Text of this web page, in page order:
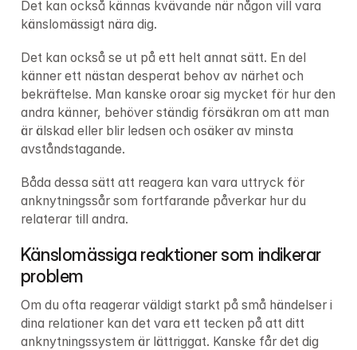
Det kan också kännas kvävande när någon vill vara
känslomässigt nära dig.
Det kan också se ut på ett helt annat sätt. En del
känner ett nästan desperat behov av närhet och
bekräftelse. Man kanske oroar sig mycket för hur den
andra känner, behöver ständig försäkran om att man
är älskad eller blir ledsen och osäker av minsta
avståndstagande.
Båda dessa sätt att reagera kan vara uttryck för
anknytningssår som fortfarande påverkar hur du
relaterar till andra.
Känslomässiga reaktioner som indikerar
problem
Om du ofta reagerar väldigt starkt på små händelser i
dina relationer kan det vara ett tecken på att ditt
anknytningssystem är lättriggat. Kanske får det dig